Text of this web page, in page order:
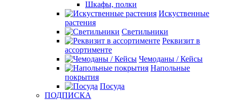
Шкафы, полки
Искуственные
растения
Светильники
Реквизит в
ассортименте
Чемоданы / Кейсы
Напольные
покрытия
Посуда
ПОДПИСКА